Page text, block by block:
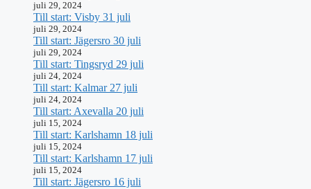
juli 29, 2024
Till start: Visby 31 juli
juli 29, 2024
Till start: Jägersro 30 juli
juli 29, 2024
Till start: Tingsryd 29 juli
juli 24, 2024
Till start: Kalmar 27 juli
juli 24, 2024
Till start: Axevalla 20 juli
juli 15, 2024
Till start: Karlshamn 18 juli
juli 15, 2024
Till start: Karlshamn 17 juli
juli 15, 2024
Till start: Jägersro 16 juli